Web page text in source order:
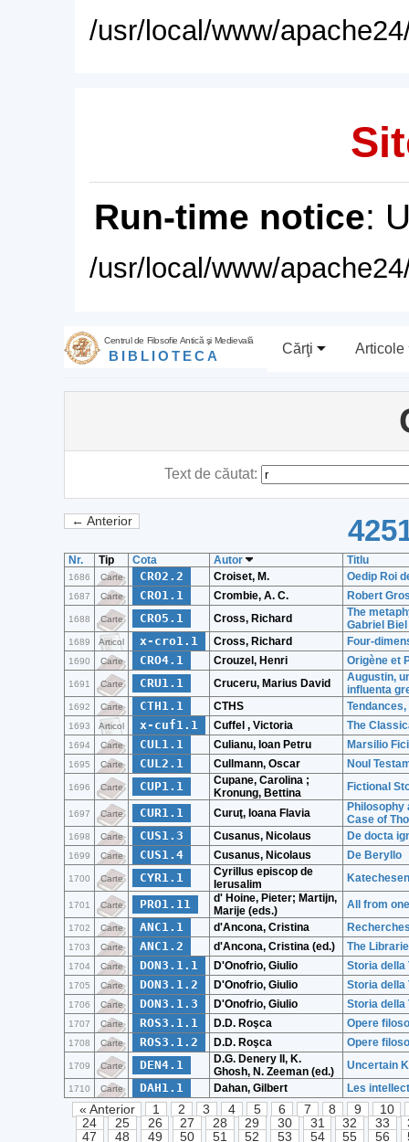
/usr/local/www/
Run-time notice:
/usr/local/www/
Centrul de Filosofie Antică şi Medievală
BIBLIOTECA Cărţi Articole
Text de căutat:
← Anterior
Nr. Tip Cota Autor Titlu
1686 Carte CRO2.2 Croiset, M. Oedip Roi
1687 Carte CRO1.1 Crombie, A. C. Robert
1688 Carte CRO5.1 Cross, Richard
The
Gabriel Biel
1689 Articol x-cro1.1 Cross, Richard Four-
1690 Carte CRO4.1 Crouzel, Henri Origène et
1691 Carte CRU1.1 Cruceru, Marius David
Augustin,
influenta
1692 Carte CTH1.1 CTHS
1693 Articol x-cuf1.1 Cuffel , Victoria The
1694 Carte CUL1.1 Culianu, Ioan Petru Marsilio
1695 Carte CUL2.1 Cullmann, Oscar Noul
1696 Carte CUP1.1
Cupane, Carolina ;
Kronung, Bettina
Fictional
1697 Carte CUR1.1 Curuţ, Ioana Flavia
Philosophy
Case of
1698 Carte CUS1.3 Cusanus, Nicolaus De docta
1699 Carte CUS1.4 Cusanus, Nicolaus De Beryllo
1700 Carte CYR1.1
Cyrillus episcop de
Ierusalim
Katechesen
1701 Carte PRO1.11
d' Hoine, Pieter; Martijn,
Marije (eds.)
All from
1702 Carte ANC1.1 d'Ancona, Cristina
1703 Carte ANC1.2 d'Ancona, Cristina (ed.) The
1704 Carte DON3.1.1 D'Onofrio, Giulio Storia della
1705 Carte DON3.1.2 D'Onofrio, Giulio Storia della
1706 Carte DON3.1.3 D'Onofrio, Giulio Storia della
1707 Carte ROS3.1.1 D.D. Roşca Opere
1708 Carte ROS3.1.2 D.D. Roşca Opere
1709 Carte DEN4.1
D.G. Denery II, K.
Ghosh, N. Zeeman (ed.)
Uncertain
1710 Carte DAH1.1 Dahan, Gilbert Les
« Anterior 1 2 3 4 5 6 7 8 9
10
24
25 26 27 28 29 30 31 32 33
47
48 49 50 51 52 53 54 55 56